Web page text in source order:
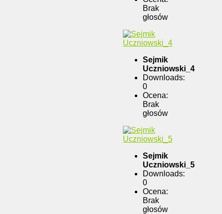
Brak
głosów
Sejmik
Uczniowski_4
Downloads:
0
Ocena:
Brak
głosów
Sejmik
Uczniowski_5
Downloads:
0
Ocena:
Brak
głosów